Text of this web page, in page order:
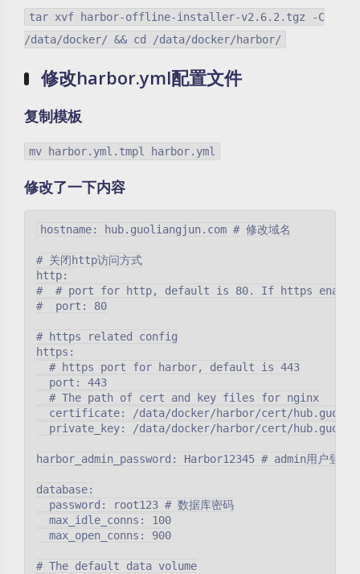
tar xvf harbor-offline-installer-v2.6.2.tgz -C
/data/docker/ && cd /data/docker/harbor/
修改harbor.yml配置文件
复制模板
mv harbor.yml.tmpl harbor.yml
修改了一下内容
hostname: hub.guoliangjun.com # 修改域名
# 关闭http访问方式
http:
#  # port for http, default is 80. If https
#  port: 80
# https related config
https:
  # https port for harbor, default is 443
  port: 443
  # The path of cert and key files for nginx
certificate: /data/docker/harbor/cert/
private_key: /data/docker/harbor/cert/
harbor_admin_password: Harbor12345 # admin用户登入
database:
  password: root123 # 数据库密码
  max_idle_conns: 100
  max_open_conns: 900
# The default data volume